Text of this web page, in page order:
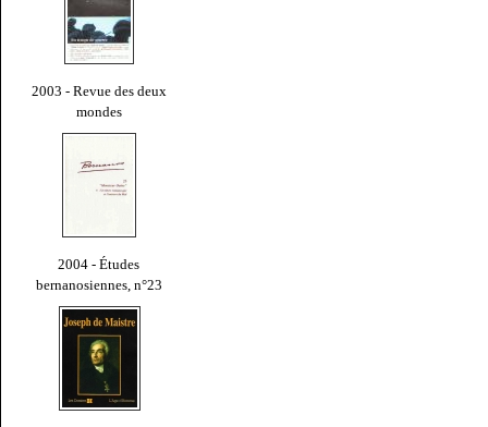
2003 - Revue des deux
mondes
2004 - Études
bernanosiennes, n°23